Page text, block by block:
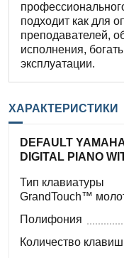
подходит как для
преподавателей,
исполнения,
эксплуатации.
ХАРАКТЕРИСТИКИ
DEFAULT
DIGITAL PIANO
Тип клавиатуры
GrandTouch™
Полифония
Количество клавиш